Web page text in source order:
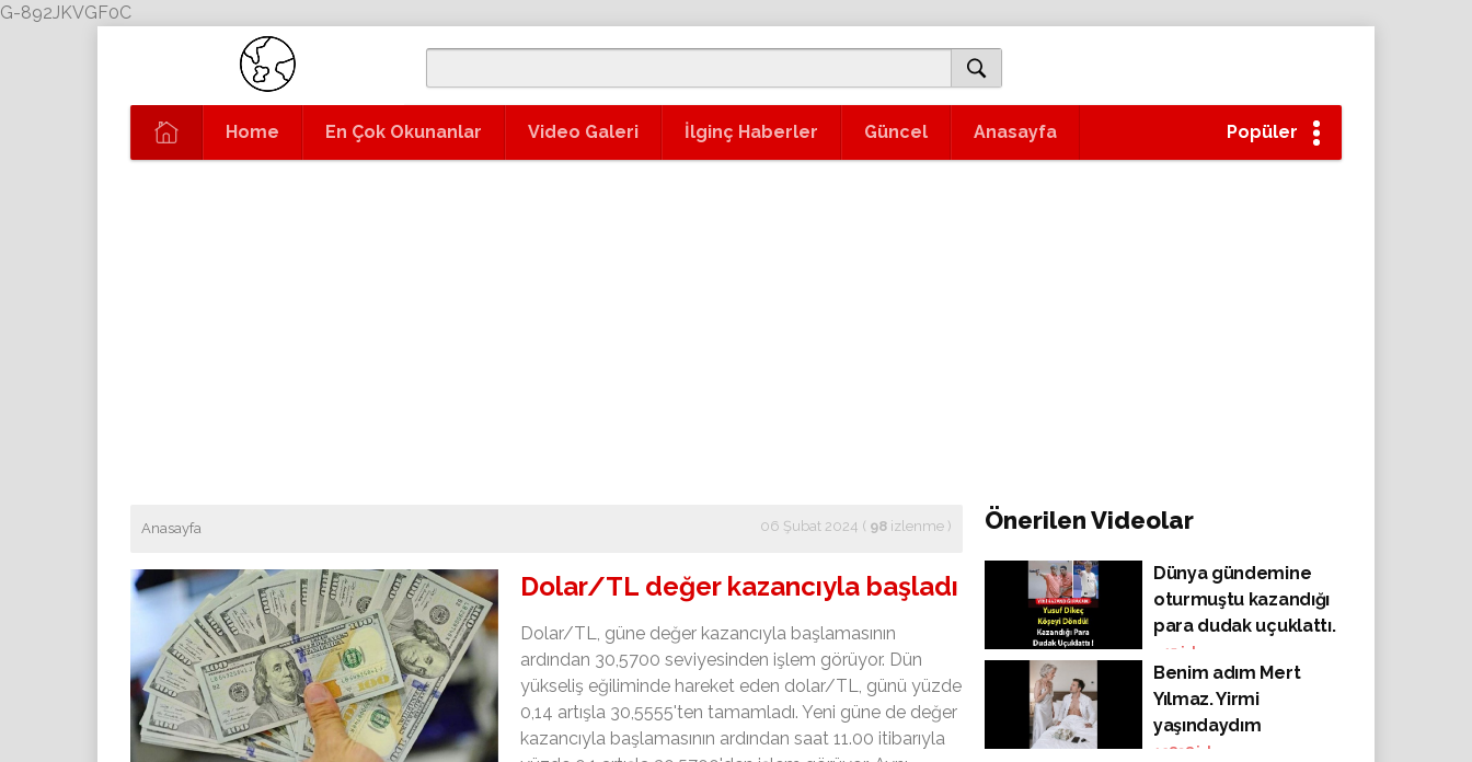
G-892JKVGF0C
Home En Çok Okunanlar Video Galeri İlginç Haberler Güncel Anasayfa Popüler
Anasayfa 06 Şubat 2024 ( 98 izlenme )
Dolar/TL değer kazancıyla başladı
Dolar/TL, güne değer kazancıyla başlamasının
ardından 30,5700 seviyesinden işlem görüyor. Dün
yükseliş eğiliminde hareket eden dolar/TL, günü yüzde
0,14 artışla 30,5555'ten tamamladı. Yeni güne de değer
kazancıyla başlamasının ardından saat 11.00 itibarıyla
Önerilen Videolar
Dünya gündemine
oturmuştu kazandığı
para dudak uçuklattı.
Helal olsun Detayları
ilk yorumlarda
415 izlenme
Benim adım Mert
Yılmaz. Yirmi
yaşındaydım
12838izlenme